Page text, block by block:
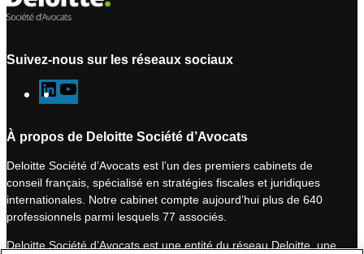
Suivez-nous sur les réseaux sociaux
L
i
k
e
d
I
n
o
T
u
b
e
À propos de Deloitte Société d’Avocats
Deloitte Société d’Avocats est l’un des premiers cabinets de
conseil français, spécialisé en stratégies fiscales et juridiques
internationales. Notre cabinet compte aujourd’hui plus de 640
professionnels parmi lesquels 77 associés.
Deloitte Société d’Avocats est une entité du réseau Deloitte, une